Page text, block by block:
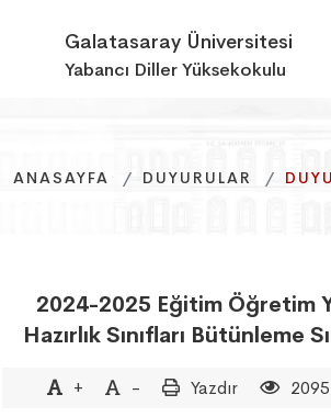
Galatasaray Üniversitesi
Yabancı Diller Yüksekokulu
ANASAYFA DUYURULAR
ANASAYFA DUYURULAR
ANASAYFA DUYURULAR
2024-2025 Eğitim Öğretim
Hazırlık Sınıfları Bütünleme
+ - Yazdır